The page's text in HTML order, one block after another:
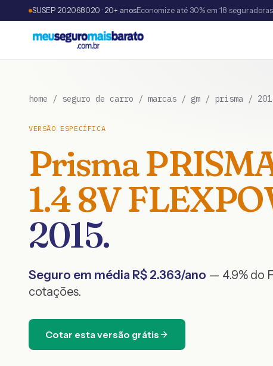
SUSEP 202068020 · 20+ anosEconomize até 30% em 18 seguradoras
home / seguro de carro / marcas / gm / prisma /
VERSÃO ESPECÍFICA
Prisma
1.4 8V
2015.
Seguro em média R$ 2.363/ano — 4.9% do
cotações.
Cotar esta versão grátis